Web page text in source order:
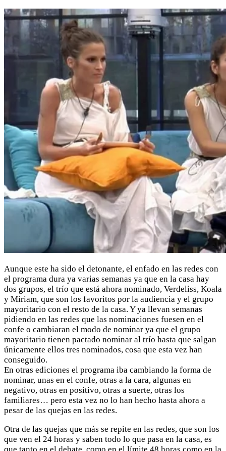
Aunque este ha sido el detonante, el enfado en las redes con
el programa dura ya varias semanas ya que en la casa hay
dos grupos, el trío que está ahora nominado, Verdeliss, Koala
y Miriam, que son los favoritos por la audiencia y el grupo
mayoritario con el resto de la casa. Y ya llevan semanas
pidiendo en las redes que las nominaciones fuesen en el
confe o cambiaran el modo de nominar ya que el grupo
mayoritario tienen pactado nominar al trío hasta que salgan
únicamente ellos tres nominados, cosa que esta vez han
conseguido.
En otras ediciones el programa iba cambiando la forma de
nominar, unas en el confe, otras a la cara, algunas en
negativo, otras en positivo, otras a suerte, otras los
familiares… pero esta vez no lo han hecho hasta ahora a
pesar de las quejas en las redes.
Otra de las quejas que más se repite en las redes, que son los
que ven el 24 horas y saben todo lo que pasa en la casa, es
que tanto en el debate, como en el límite 48 horas como en la